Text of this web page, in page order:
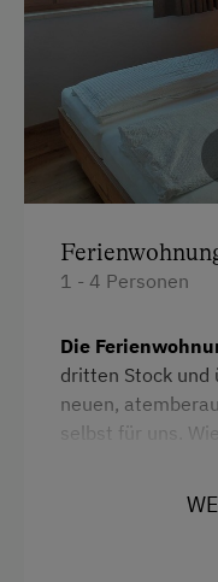
Aussicht
Doppelbett
1 - 4 Personen
Die
dritten Stock und
neuen,
selbst für uns.